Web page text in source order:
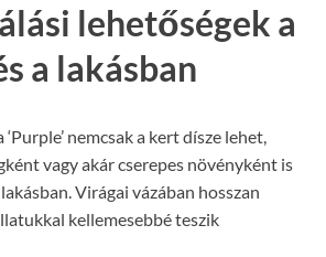
lehetőségek a
a lakásban
nemcsak a kert dísze lehet,
vagy akár cserepes növényként is
Virágai vázában hosszan
kellemesebbé teszik